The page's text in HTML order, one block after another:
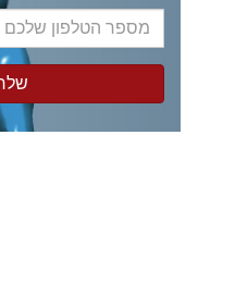
שלכם
מספר
הטלפון
שלכם